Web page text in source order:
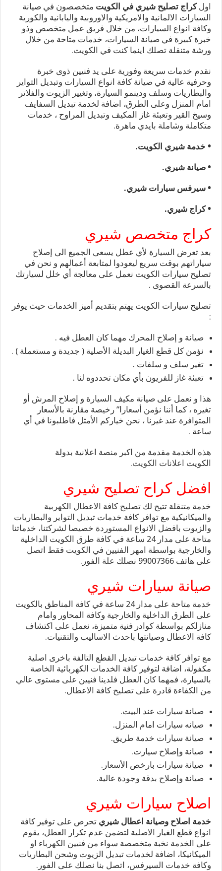
اولكراج تصليح شيري في الكويت متخصصون في صيانة
السيارات الالمانية والامريكية والاوروبية واليابانية والكورية
وكافة انواع السيارات، من خلال فريق عمل متخصص وذو
خبرة كبيرة في صيانة السيارات، خدمات متاحة من خلال
ورشة متنقلة تصلك اينما كنت في الكويت.
نقدم خدمات سريعة وفورية على يد فنيين ذوى خبرة
وحرفية عالية في صيانة كافة انواع السيارات وتبديل التواير
والبطاريات وسلف ودينمو السيارة، وتغيير الزيوت والفلاتر
امام المنزل وعلى الطرق، اضافة لخدمة تبديل السفايف
وسيخ القير وتعبئة غاز المكيف وتبديل المراوح ، خدمات
متكاملة وشاملة بايدي ماهرة.
• خدمة شيري الكويت.
• صيانة شيري.
• سيرفس سيارات شيري.
• كراج شيري.
كراج متخصص شيري
بعد تعرض السيارة لأي عطل يسعى الجميع الى إصلاح
سياراتهم بوقت سريع ليعودوا لمتابعة أعمالهم و نحن في
تصليح سيارات الكويت نعمل على معالجة أي خلل لسيارتك
بالسرعة القصوى .
تصليح سيارات الكويت يهتم بتقديم أميز الخدمات حيث يوفر
:
صيانة و إصلاح المحرك مهما كان العطل فيه .
نؤمن كل قطع الغيار البديلة الأصلية ( جديدة و مستعملة ) .
تغير سلف و سلفات .
تعبئة غاز للفريون بأي مكان تحددوه لنا .
هذا و نعمل على صيانة مكيف السيارة و إصلاح المرش أو
تغيره ، كما أننا نؤمن أسعارا” رخيصة مقارنة بالأسعار
المتوافرة عند غيرنا ، نحن خياركم الأمثل فاطلبونا في أي
ساعة .
هذه الخدمة مقدمة من اكبر منصة اعلانية بدولة
الكويت اعلانات الكويت.
افضل كراح تصليح شيري
خدمة متنقلة تتيح لك تصليح كافة الاعطال الكهربية
والميكانيكية مع توافر كافة خدمات تبديل التواير والبطاريات
والزيوت بافضل الانواع المستوردة خصيصا لشركتنا، خدماتنا
متاحة على مدار 24 ساعة في كافة طرق الكويت الداخلية
والخارجية بواسطة امهر الفنيين في الكويت فقط اتصل
على هاتف 99007366 نصلك علة الفور.
صيانة سيارات شيري
خدمة متاحة على مدار 24 ساعة في كافة المناطق بالكويت
على الطرق الداخلية والخارجية وكافة المحاور وامام
منازلكم بواسطة كوادر فنية متميزة، نعمل على اكتشاف
كافة الاعطال وصيانتها باحدث الاساليب والتقنيات.
مع توافر كافة خدمات تبديل القطع التالفة باخرى اصلية
مكفولة، اضافة لتوفير كافة الخدمات الكهربائية الخاصة
بالسيارة، فمهما كان العطل فلدينا فنيين على مستوى عالي
من الكفاءة قادرة على تصليح كافة الاعطال.
صيانة سيارات عند البيت.
صيانه سيارات امام المنزل.
صيانة سيارات خدمة طريق.
صيانة وإصلاح سيارت.
صيانة سيارات بارخص الأسعار.
صيانة وإصلاح بدقة وجودة عالية.
اصلاح سيارات شيري
خدمة اصلاح وصيانة اعطال شيري تحرص على توفير كافة
انواع قطع الغيار الاصلية لتضمن عدم تكرار العطل، يقوم
على الخدمة نخبة متخصصة سواء من فنيين الكهرباء او
الميكانيكا، اضافة لخدمات تبديل الزيوت وشحن البطاريات
وكافة خدمات السيرفس، اتصل بنا نصلك على الفور.